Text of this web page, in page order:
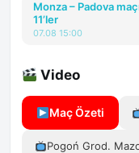
Monza – Padova
11’ler
07.08 15:00
Video
Maç Özeti
Pogoń Grod.